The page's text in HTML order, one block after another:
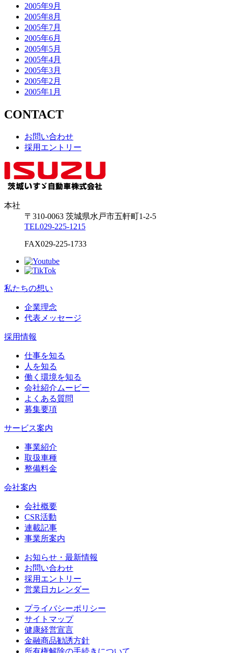
2005年9月
2005年8月
2005年7月
2005年6月
2005年5月
2005年4月
2005年3月
2005年2月
2005年1月
CONTACT
お問い合わせ
採用エントリー
本社
〒310-0063 茨城県水戸市五軒町1-2-5
TEL029-225-1215
FAX029-225-1733
私たちの想い
企業理念
代表メッセージ
採用情報
仕事を知る
人を知る
働く環境を知る
会社紹介ムービー
よくある質問
募集要項
サービス案内
事業紹介
取扱車種
整備料金
会社案内
会社概要
CSR活動
連載記事
事業所案内
お知らせ・最新情報
お問い合わせ
採用エントリー
営業日カレンダー
プライバシーポリシー
サイトマップ
健康経営宣言
金融商品勧誘方針
所有権解除の手続きについて